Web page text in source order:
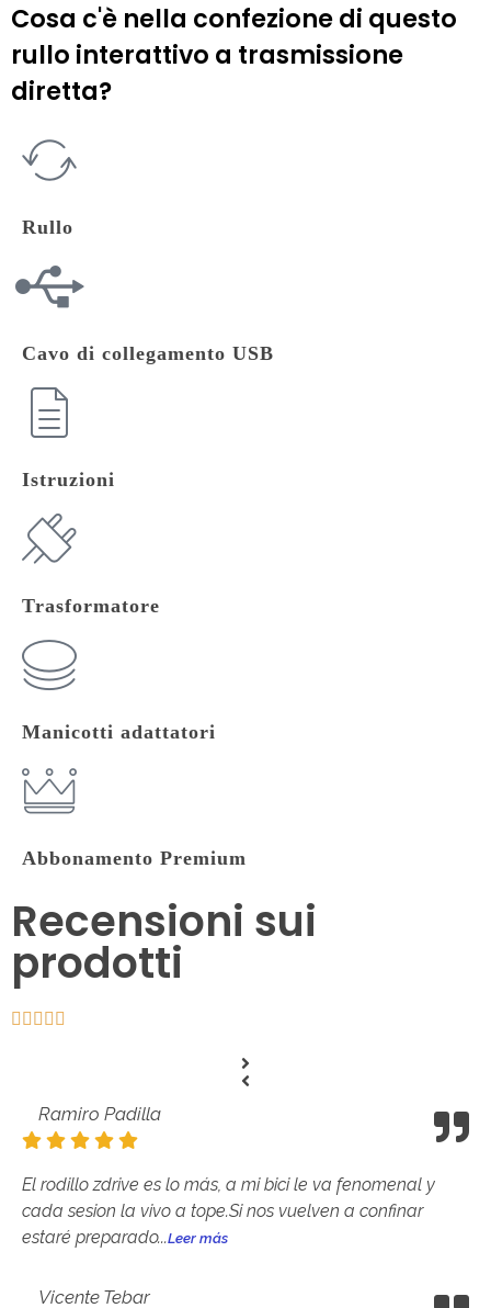
Cosa c'è nella confezione di questo
rullo interattivo a trasmissione
diretta?
Rullo
Cavo di collegamento USB
Istruzioni
Trasformatore
Manicotti adattatori
Abbonamento Premium
Recensioni sui
prodotti
Ramiro Padilla
El rodillo zdrive es lo más, a mi bici le va fenomenal y
cada sesion la vivo a tope.Si nos vuelven a confinar
estaré preparado...Leer más
Vicente Tebar